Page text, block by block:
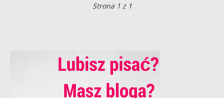
Strona 1 z 1